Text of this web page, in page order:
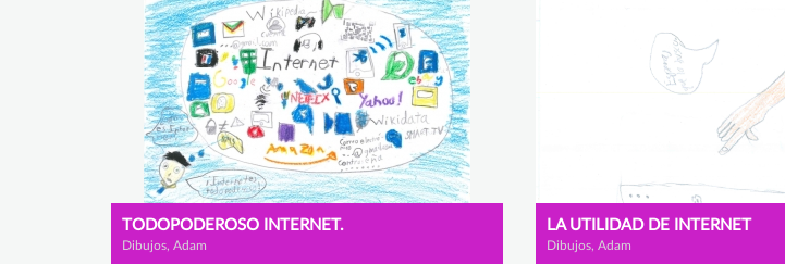
TODOPODEROSO INTERNET.
Dibujos, Adam
LA UTILIDAD DE INTERNET
Dibujos, Adam